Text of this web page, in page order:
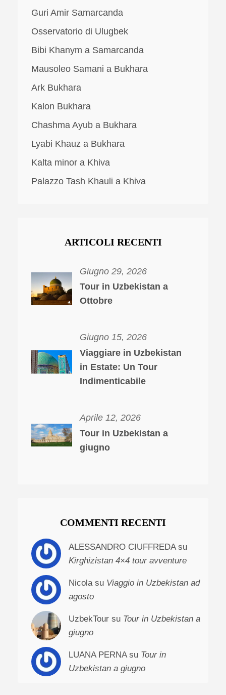
Guri Amir Samarcanda
Osservatorio di Ulugbek
Bibi Khanym a Samarcanda
Mausoleo Samani a Bukhara
Ark Bukhara
Kalon Bukhara
Chashma Ayub a Bukhara
Lyabi Khauz a Bukhara
Kalta minor a Khiva
Palazzo Tash Khauli a Khiva
ARTICOLI RECENTI
Giugno 29, 2026
Tour in Uzbekistan a
Ottobre
Giugno 15, 2026
Viaggiare in Uzbekistan
in Estate: Un Tour
Indimenticabile
Aprile 12, 2026
Tour in Uzbekistan a
giugno
COMMENTI RECENTI
ALESSANDRO CIUFFREDA su
Kirghizistan 4×4 tour avventure
Nicola su Viaggio in Uzbekistan ad
agosto
UzbekTour su Tour in Uzbekistan a
giugno
LUANA PERNA su Tour in
Uzbekistan a giugno